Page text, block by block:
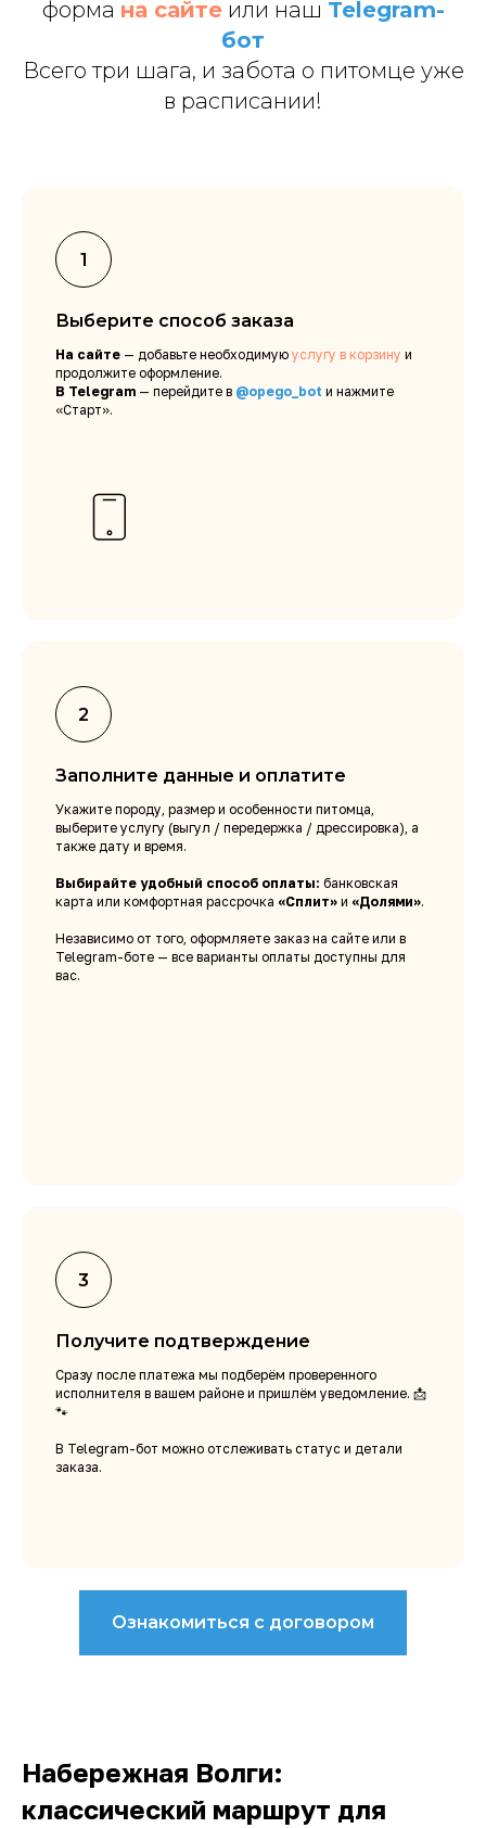
форма на сайте или наш Telegram-
бот
Всего три шага, и забота о питомце уже
в расписании!
Выберите способ заказа
На сайте — добавьте необходимую услугу в корзину и
продолжите оформление.
В Telegram — перейдите в @opego_bot и нажмите
«Старт».
Заполните данные и оплатите
Укажите породу, размер и особенности питомца,
выберите услугу (выгул / передержка / дрессировка), а
также дату и время.
Выбирайте удобный способ оплаты: банковская
карта или комфортная рассрочка «Сплит» и «Долями».
Независимо от того, оформляете заказ на сайте или в
Telegram-боте — все варианты оплаты доступны для
вас.
Получите подтверждение
Сразу после платежа мы подберём проверенного
исполнителя в вашем районе и пришлём уведомление. 📩
🐾
В Telegram-бот можно отслеживать статус и детали
заказа.
Ознакомиться с договором
Набережная Волги:
классический маршрут для